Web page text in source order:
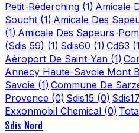
Petit-Réderching (1) Amicale
Soucht (1) Amicale Des
(1) Amicale Des Sapeurs-
(Sdis 59) (1) Sdis60 (1) Cd63
Aéroport De Saint-Yan (1)
Annecy Haute-Savoie Mont
Savoie (1) Commune De
Provence (0) Sdis15 (0) Sdis17
Exxonmobil Chemical (0)
Sdis Nord